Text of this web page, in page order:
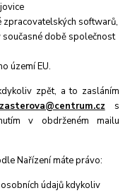
softwarů,
současné době společnost
území EU.
zpět, a to zasláním
s
v obdrženém mailu
Nařízení máte právo:
údajů kdykoliv